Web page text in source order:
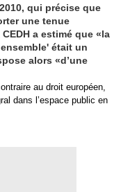
qui précise que
une tenue
a estimé que «la
était un
alors «d’une
au droit européen,
dans l’espace public en